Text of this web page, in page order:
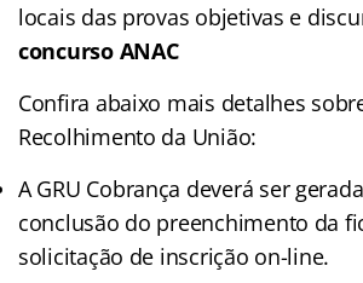
locais das provas objetivas e
concurso ANAC
Confira abaixo mais detalhes
Recolhimento da União:
A GRU Cobrança deverá ser
conclusão do preenchimento da
solicitação de inscrição on-line.